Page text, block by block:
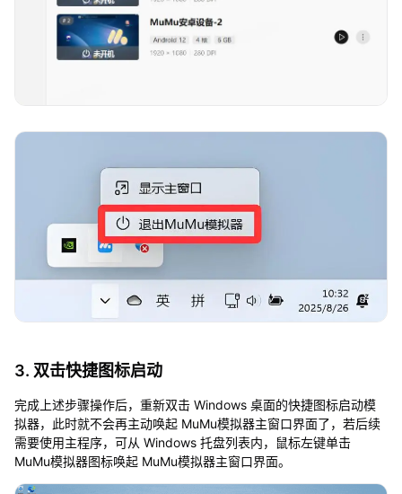
3. 双击快捷图标启动
完成上述步骤操作后，重新双击 Windows 桌面的快捷图标启动模
拟器，此时就不会再主动唤起 MuMu模拟器主窗口界面了，若后续
需要使用主程序，可从 Windows 托盘列表内，鼠标左键单击
MuMu模拟器图标唤起 MuMu模拟器主窗口界面。